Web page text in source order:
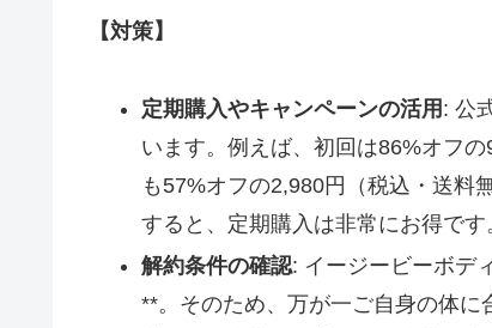
【対策】
定期購入やキャンペーンの活用 : 公
います。例えば、初回は86%オフ
も57%オフの2,980円（税込・送料
すると、定期購入は非常にお得です
解約条件の確認: イージービーボデ
**。そのため、万が一ご自身の体に